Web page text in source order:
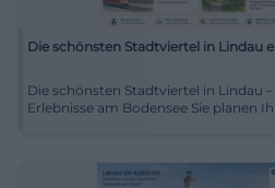
Die schönsten Stadtviertel in Lindau
Die schönsten Stadtviertel in Lindau
Erlebnisse am